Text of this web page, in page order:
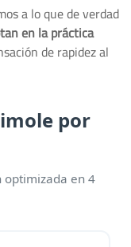
a lo que de verdad
en la práctica
de rapidez al
por
optimizada en 4